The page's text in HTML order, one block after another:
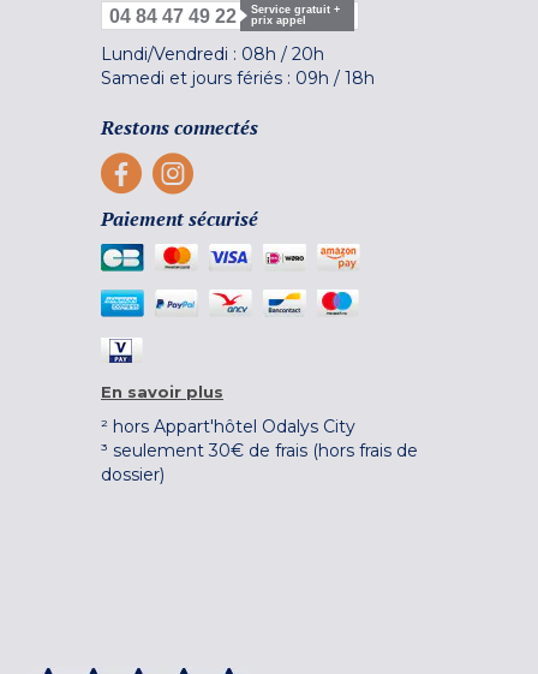
04 84 47 49 22
Service gratuit +
prix appel
Lundi/Vendredi : 08h / 20h
Samedi et jours fériés : 09h / 18h
Restons connectés
Paiement sécurisé
En savoir plus
² hors Appart'hôtel Odalys City
³ seulement 30€ de frais (hors frais de
dossier)